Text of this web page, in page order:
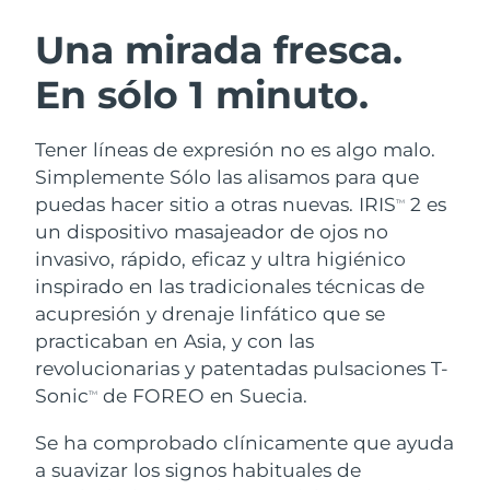
Una mirada fresca.
En sólo 1 minuto.
Tener líneas de expresión no es algo malo.
Simplemente Sólo las alisamos para que
puedas hacer sitio a otras nuevas. IRISTM
2 es
un dispositivo masajeador de ojos no
invasivo, rápido, eficaz y ultra higiénico
inspirado en las tradicionales técnicas de
acupresión y drenaje linfático que se
practicaban en Asia, y con las
revolucionarias y patentadas pulsaciones T-
SonicTM de FOREO en Suecia.
Se ha comprobado clínicamente que ayuda
a suavizar los signos habituales de
LUNA™ 4 pack
Anti-aging massage
LUNA™ 4 Plus
Massage, LED heating
LUNA™ 4 Men
BEAR™ 2 pack
Microcurrent toning
BEAR™ 2 go
Microcurrent toning on-the-go
BEAR™ 2 eyes & lips
Hidratación
UFO™ 3 pack
Deep facial hydration
UFO™ 3 LED
Near-infrared and red light therapy
device
Cuidado bucal
issa™ 4
Hybrid silicone sonic toothbrush
Smart hybrid silicone sonic toothbrush
TRATAMIENTO ANTIEDAD FAQ™
Antiedad Tratamientos LED
NEW
Austria Entrega prevista
Baréin Entrega prevista
Bélgica
Bermudas Entrega prevista8/18/26
Bosnia y Herzegovina Entrega prevista
Brunéi Entrega prevista8/17/26
Bulgaria Entrega prevista
Canadá Entrega prevista
Chile Entrega prevista8/16/26